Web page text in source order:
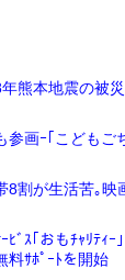
年熊本地震の被
参画ｰ｢こどもご
8割が生活苦｡
ﾋﾞｽ｢おもﾁｬﾘﾃｨ
料ｻﾎﾟｰﾄを開始